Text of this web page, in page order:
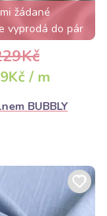
žádané
vyprodá do pár
hodin
/ m
BUBBLY